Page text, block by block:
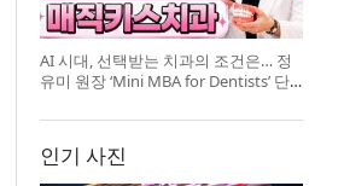
AI 시대, 선택받는 치과의 조건은… 정
유미 원장 ‘Mini MBA for Dentists’ 단
인기 사진